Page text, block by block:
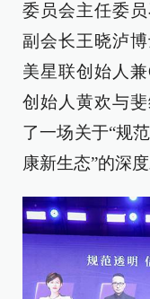
委员会主任委
副会长王晓泸
美星联创始人
创始人黄欢与
了一场关于“规
康新生态”的深度